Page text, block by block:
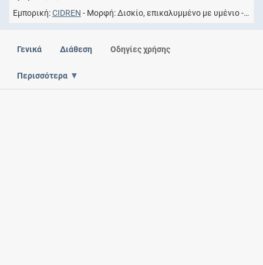
Εμπορική CIDREN Μορφή Δισκίο, επικαλυμμένο με υμένιο
Γενικά Διάθεση Οδηγίες χρήσης
Περισσότερα